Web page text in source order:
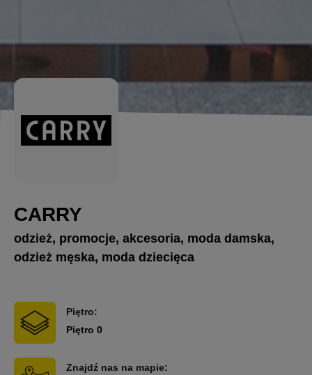
CARRY
odzież, promocje, akcesoria, moda damska,
odzież męska, moda dziecięca
Piętro:
Piętro 0
Znajdź nas na mapie: